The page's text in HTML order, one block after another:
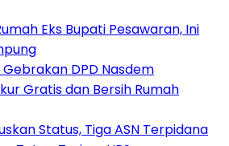
Eks Bupati Pesawaran, Ini
DPD Nasdem
Gratis dan Bersih Rumah
Status, Tiga ASN Terpidana